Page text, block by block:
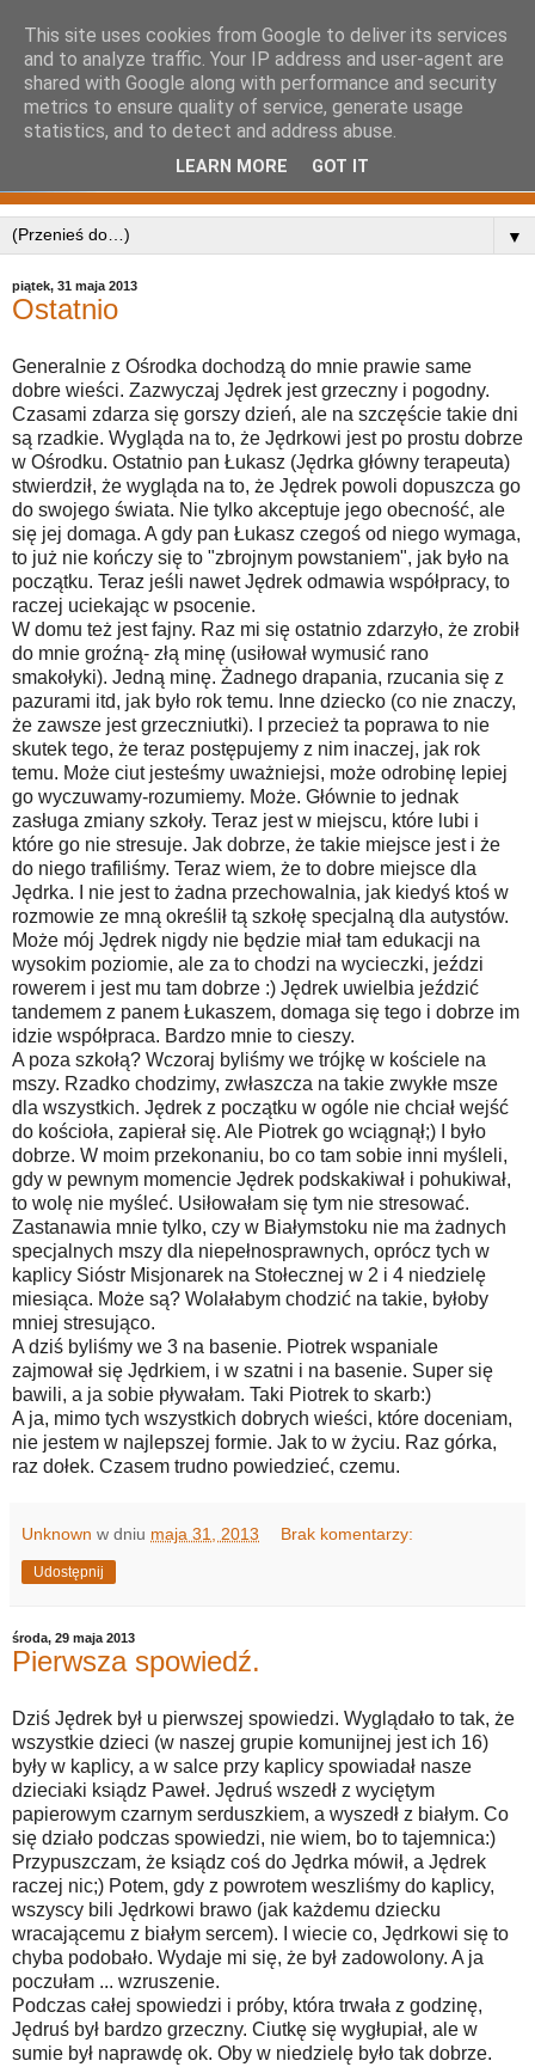
▼
piątek, 31 maja 2013
Ostatnio
Generalnie z Ośrodka dochodzą do mnie prawie same
dobre wieści. Zazwyczaj Jędrek jest grzeczny i pogodny.
Czasami zdarza się gorszy dzień, ale na szczęście takie dni
są rzadkie. Wygląda na to, że Jędrkowi jest po prostu dobrze
w Ośrodku. Ostatnio pan Łukasz (Jędrka główny terapeuta)
stwierdził, że wygląda na to, że Jędrek powoli dopuszcza go
do swojego świata. Nie tylko akceptuje jego obecność, ale
się jej domaga. A gdy pan Łukasz czegoś od niego wymaga,
to już nie kończy się to "zbrojnym powstaniem", jak było na
początku. Teraz jeśli nawet Jędrek odmawia współpracy, to
raczej uciekając w psocenie.
W domu też jest fajny. Raz mi się ostatnio zdarzyło, że zrobił
do mnie groźną- złą minę (usiłował wymusić rano
smakołyki). Jedną minę. Żadnego drapania, rzucania się z
pazurami itd, jak było rok temu. Inne dziecko (co nie znaczy,
że zawsze jest grzeczniutki). I przecież ta poprawa to nie
skutek tego, że teraz postępujemy z nim inaczej, jak rok
temu. Może ciut jesteśmy uważniejsi, może odrobinę lepiej
go wyczuwamy-rozumiemy. Może. Głównie to jednak
zasługa zmiany szkoły. Teraz jest w miejscu, które lubi i
które go nie stresuje. Jak dobrze, że takie miejsce jest i że
do niego trafiliśmy. Teraz wiem, że to dobre miejsce dla
Jędrka. I nie jest to żadna przechowalnia, jak kiedyś ktoś w
rozmowie ze mną określił tą szkołę specjalną dla autystów.
Może mój Jędrek nigdy nie będzie miał tam edukacji na
wysokim poziomie, ale za to chodzi na wycieczki, jeździ
rowerem i jest mu tam dobrze :) Jędrek uwielbia jeździć
tandemem z panem Łukaszem, domaga się tego i dobrze im
idzie współpraca. Bardzo mnie to cieszy.
A poza szkołą? Wczoraj byliśmy we trójkę w kościele na
mszy. Rzadko chodzimy, zwłaszcza na takie zwykłe msze
dla wszystkich. Jędrek z początku w ogóle nie chciał wejść
do kościoła, zapierał się. Ale Piotrek go wciągnął;) I było
dobrze. W moim przekonaniu, bo co tam sobie inni myśleli,
gdy w pewnym momencie Jędrek podskakiwał i pohukiwał,
to wolę nie myśleć. Usiłowałam się tym nie stresować.
Zastanawia mnie tylko, czy w Białymstoku nie ma żadnych
specjalnych mszy dla niepełnosprawnych, oprócz tych w
kaplicy Sióstr Misjonarek na Stołecznej w 2 i 4 niedzielę
miesiąca. Może są? Wolałabym chodzić na takie, byłoby
mniej stresująco.
A dziś byliśmy we 3 na basenie. Piotrek wspaniale
zajmował się Jędrkiem, i w szatni i na basenie. Super się
bawili, a ja sobie pływałam. Taki Piotrek to skarb:)
A ja, mimo tych wszystkich dobrych wieści, które doceniam,
nie jestem w najlepszej formie. Jak to w życiu. Raz górka,
raz dołek. Czasem trudno powiedzieć, czemu.
Unknown w dniu maja 31, 2013 Brak komentarzy:
Udostępnij
środa, 29 maja 2013
Pierwsza spowiedź.
Dziś Jędrek był u pierwszej spowiedzi. Wyglądało to tak, że
wszystkie dzieci (w naszej grupie komunijnej jest ich 16)
były w kaplicy, a w salce przy kaplicy spowiadał nasze
dzieciaki ksiądz Paweł. Jędruś wszedł z wyciętym
papierowym czarnym serduszkiem, a wyszedł z białym. Co
się działo podczas spowiedzi, nie wiem, bo to tajemnica:)
Przypuszczam, że ksiądz coś do Jędrka mówił, a Jędrek
raczej nic;) Potem, gdy z powrotem weszliśmy do kaplicy,
wszyscy bili Jędrkowi brawo (jak każdemu dziecku
wracającemu z białym sercem). I wiecie co, Jędrkowi się to
chyba podobało. Wydaje mi się, że był zadowolony. A ja
poczułam ... wzruszenie.
Podczas całej spowiedzi i próby, która trwała z godzinę,
Jędruś był bardzo grzeczny. Ciutkę się wygłupiał, ale w
sumie był naprawdę ok. Oby w niedzielę było tak dobrze.
This site uses cookies from Google to deliver its services
and to analyze traffic. Your IP address and user-agent are
shared with Google along with performance and security
metrics to ensure quality of service, generate usage
statistics, and to detect and address abuse.
LEARN MORE GOT IT